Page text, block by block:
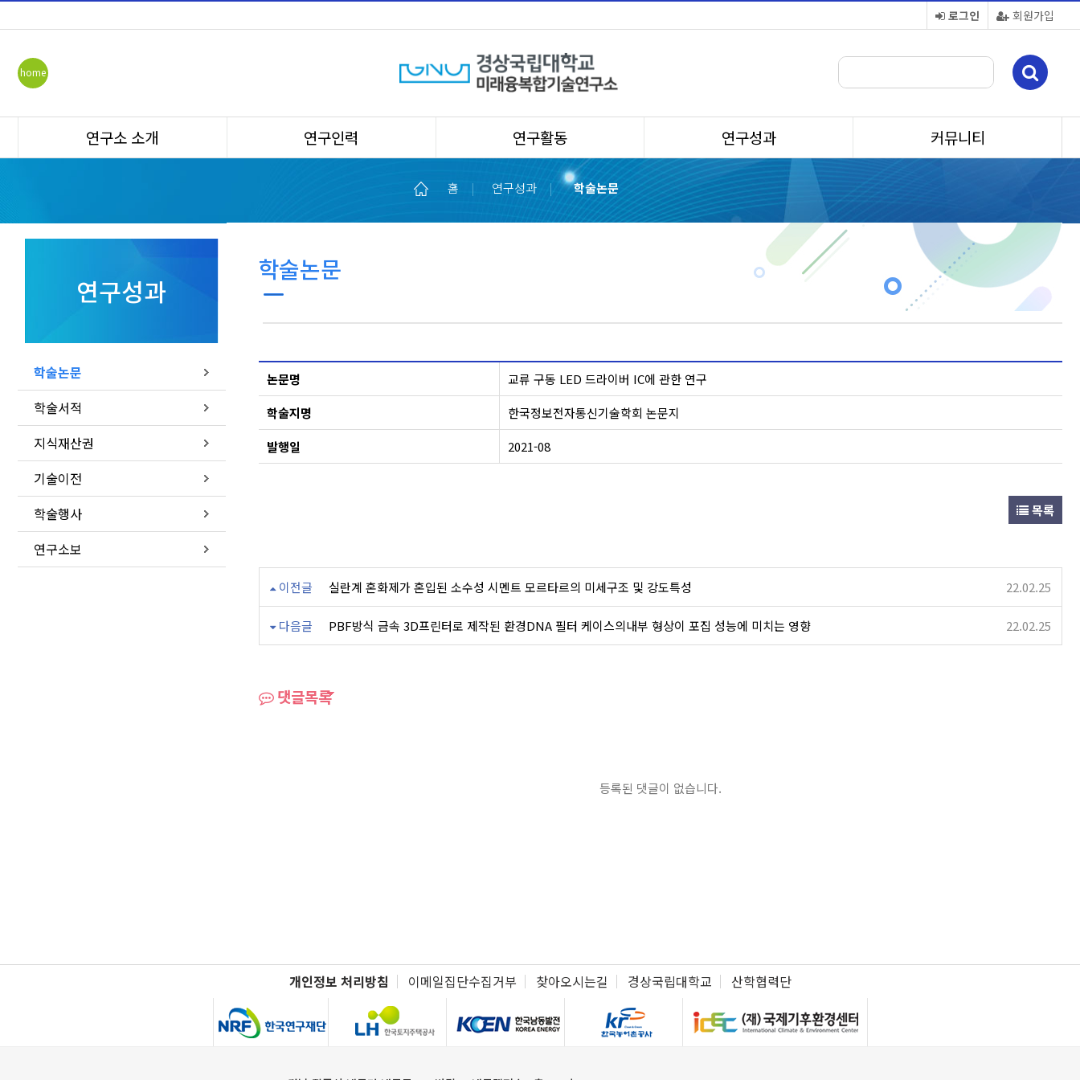
회원가입
로그인
home
연구소 소개 연구인력 연구활동 연구성과 커뮤니티
연구성과
학술논문
학술서적
지식재산권
기술이전
학술행사
연구소보
홈 | 연구성과 | 학술논문
학술논문
논문명
교류 구동 LED 드라이버 IC에 관한 연구
학술지명
한국정보전자통신기술학회 논문지
발행일
2021-08
목록
이전글 실란계 혼화제가 혼입된 소수성 시멘트 모르타르의 미세구조 및 강도특성 22.02.25
다음글 PBF방식 금속 3D프린터로 제작된 환경DNA 필터 케이스의내부 형상이 포집 성능에 미치는 영향 22.02.25
댓글목록
등록된 댓글이 없습니다.
개인정보 처리방침 이메일집단수집거부 찾아오시는길 경상국립대학교 산학협력단